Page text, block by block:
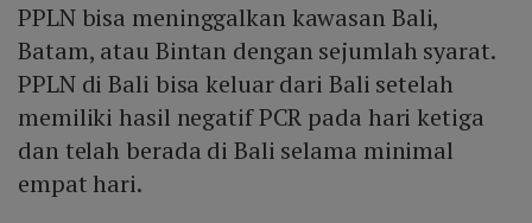
PPLN bisa meninggalkan kawasan Bali,
Batam, atau Bintan dengan sejumlah syarat.
PPLN di Bali bisa keluar dari Bali setelah
memiliki hasil negatif PCR pada hari ketiga
dan telah berada di Bali selama minimal
empat hari.